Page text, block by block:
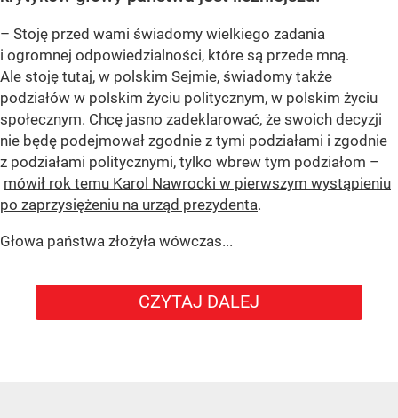
– Stoję przed wami świadomy wielkiego zadania
i ogromnej odpowiedzialności, które są przede mną.
Ale stoję tutaj, w polskim Sejmie, świadomy także
podziałów w polskim życiu politycznym, w polskim życiu
społecznym. Chcę jasno zadeklarować, że swoich decyzji
nie będę podejmował zgodnie z tymi podziałami i zgodnie
z podziałami politycznymi, tylko wbrew tym podziałom –
mówił rok temu Karol Nawrocki w pierwszym wystąpieniu
po zaprzysiężeniu na urząd prezydenta.
Głowa państwa złożyła wówczas...
CZYTAJ DALEJ